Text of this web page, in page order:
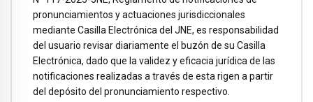
pronunciamientos y actuaciones jurisdiccionales
mediante Casilla Electrónica del JNE, es responsabilidad
del usuario revisar diariamente el buzón de su Casilla
Electrónica, dado que la validez y eficacia jurídica de las
notificaciones realizadas a través de esta rigen a partir
del depósito del pronunciamiento respectivo.